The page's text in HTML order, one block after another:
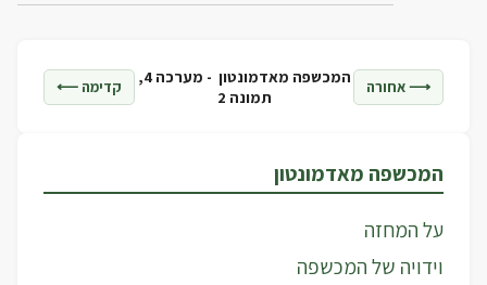
⟶ אחורה המכשפה מאדמונטון -
מערכה 4,
תמונה 2
קדימה ⟵
המכשפה מאדמונטון
על המחזה
וידויה של המכשפה